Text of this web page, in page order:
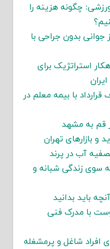
چگونه هزینه را
جوانی بدون جراحی با
استراتژیک برای
با بیمه معلم در
قم به مشهد
و بازارهای تهران
آب در پرند
به سوی زندگی شبانه و
باید بدانید
با مدرک فنی
افراد شاغل و پرمشغله